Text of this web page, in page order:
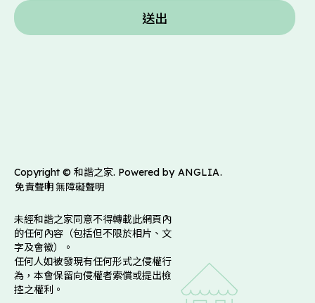
送出
Copyright © 和諧之家. Powered by ANGLIA.
免責聲明無障礙聲明
未經和諧之家同意不得轉載此網頁內
的任何內容（包括但不限於相片、文
字及會徽）。
任何人如被發現有任何形式之侵權行
為，本會保留向侵權者索償或提出檢
控之權利。